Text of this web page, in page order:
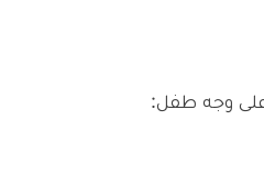
على وجه طفل: